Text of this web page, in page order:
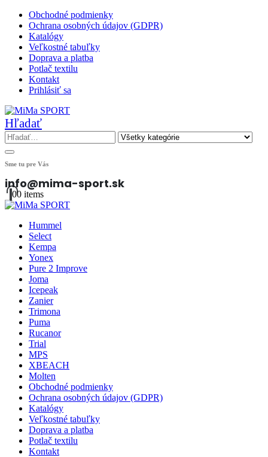
Obchodné podmienky
Ochrana osobných údajov (GDPR)
Katalógy
Veľkostné tabuľky
Doprava a platba
Potlač textilu
Kontakt
Prihlásiť sa
Hľadať
Sme tu pre Vás
info@mima-sport.sk
00 items
Hummel
Select
Kempa
Yonex
Pure 2 Improve
Joma
Icepeak
Zanier
Trimona
Puma
Rucanor
Trial
MPS
XBEACH
Molten
Obchodné podmienky
Ochrana osobných údajov (GDPR)
Katalógy
Veľkostné tabuľky
Doprava a platba
Potlač textilu
Kontakt